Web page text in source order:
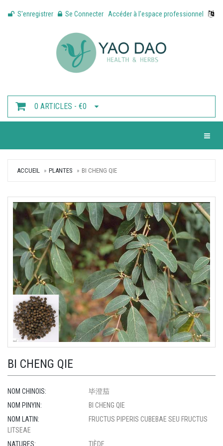
S'enregistrer Se Connecter Accéder à l'espace professionnel
0 ARTICLES - €0
ACCUEIL PLANTES BI CHENG QIE
BI CHENG QIE
NOM CHINOIS:
毕澄茄
NOM PINYIN:
BI CHENG QIE
NOM LATIN:
FRUCTUS PIPERIS CUBEBAE SEU FRUCTUS
LITSEAE
NATURES:
TIÈDE